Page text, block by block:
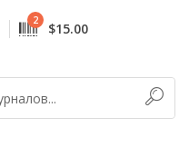
2 $15.00